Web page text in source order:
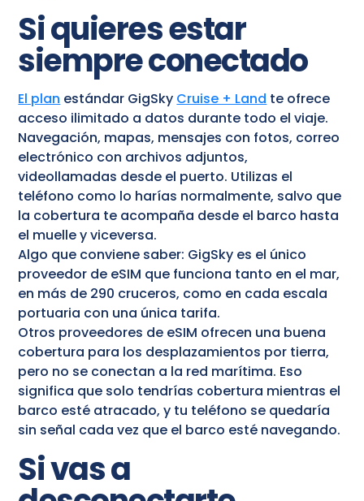
Si quieres estar
siempre conectado
El plan estándar GigSky Cruise + Land te ofrece
acceso ilimitado a datos durante todo el viaje.
Navegación, mapas, mensajes con fotos, correo
electrónico con archivos adjuntos,
videollamadas desde el puerto. Utilizas el
teléfono como lo harías normalmente, salvo que
la cobertura te acompaña desde el barco hasta
el muelle y viceversa.
Algo que conviene saber: GigSky es el único
proveedor de eSIM que funciona tanto en el mar,
en más de 290 cruceros, como en cada escala
portuaria con una única tarifa.
Otros proveedores de eSIM ofrecen una buena
cobertura para los desplazamientos por tierra,
pero no se conectan a la red marítima. Eso
significa que solo tendrías cobertura mientras el
barco esté atracado, y tu teléfono se quedaría
sin señal cada vez que el barco esté navegando.
Si vas a